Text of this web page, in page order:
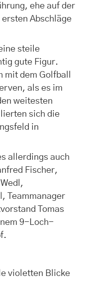
ehe auf der
Abschläge
steile
gute Figur.
mit dem Golfball
als es im
weitesten
sich die
in
allerdings auch
Fischer,
Teammanager
Tomas
9-Loch-
violetten Blicke